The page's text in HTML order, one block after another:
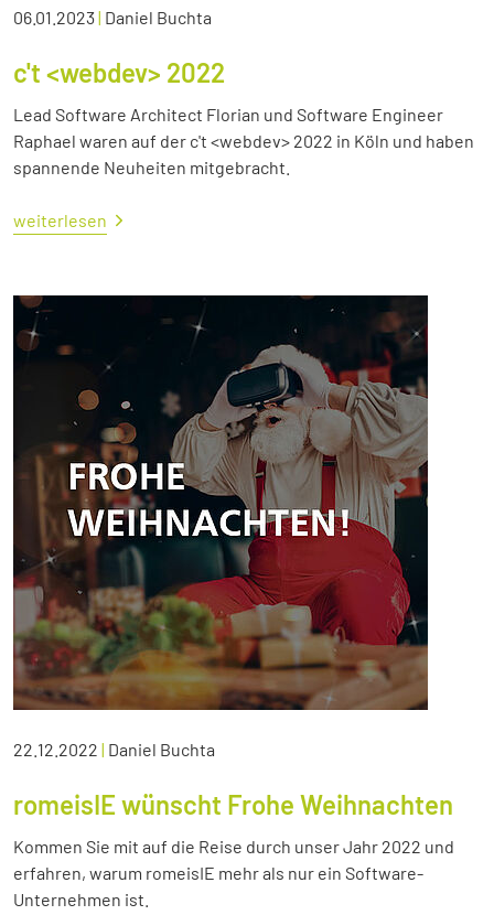
06.01.2023| Daniel Buchta
c't <webdev> 2022
Lead Software Architect Florian und Software Engineer
Raphael waren auf der c't <webdev> 2022 in Köln und haben
spannende Neuheiten mitgebracht.
weiterlesen
22.12.2022 | Daniel Buchta
romeisIE wünscht Frohe Weihnachten
Kommen Sie mit auf die Reise durch unser Jahr 2022 und
erfahren, warum romeisIE mehr als nur ein Software-
Unternehmen ist.